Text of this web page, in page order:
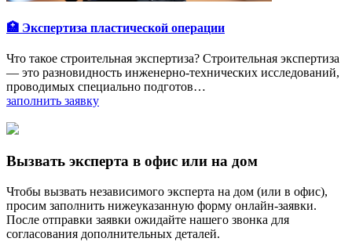
🏥 Экспертиза пластической операции
Что такое строительная экспертиза? Строительная экспертиза
— это разновидность инженерно-технических исследований,
проводимых специально подготов…
заполнить заявку
Вызвать эксперта в офис или на дом
Чтобы вызвать независимого эксперта на дом (или в офис),
просим заполнить нижеуказанную форму онлайн-заявки.
После отправки заявки ожидайте нашего звонка для
согласования дополнительных деталей.